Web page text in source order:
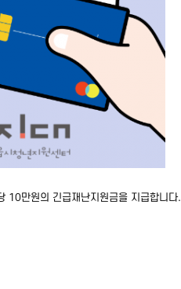
10만원의 긴급재난지원금을 지급합니다.